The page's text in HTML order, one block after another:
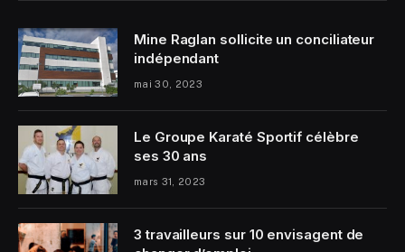
Mine Raglan sollicite un conciliateur
indépendant
mai 30, 2023
Le Groupe Karaté Sportif célèbre
ses 30 ans
mars 31, 2023
3 travailleurs sur 10 envisagent de